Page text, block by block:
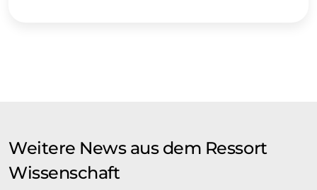
Weitere News aus dem Ressort
Wissenschaft